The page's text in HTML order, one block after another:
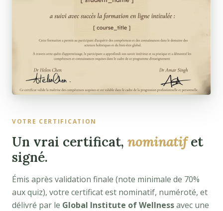
VOTRE CERTIFICATION
Un vrai certificat, nominatifet
signé.
Émis après validation finale (note minimale de 70%
aux quiz), votre certificat est nominatif, numéroté, et
délivré par le Global Institute of Wellnessavec une